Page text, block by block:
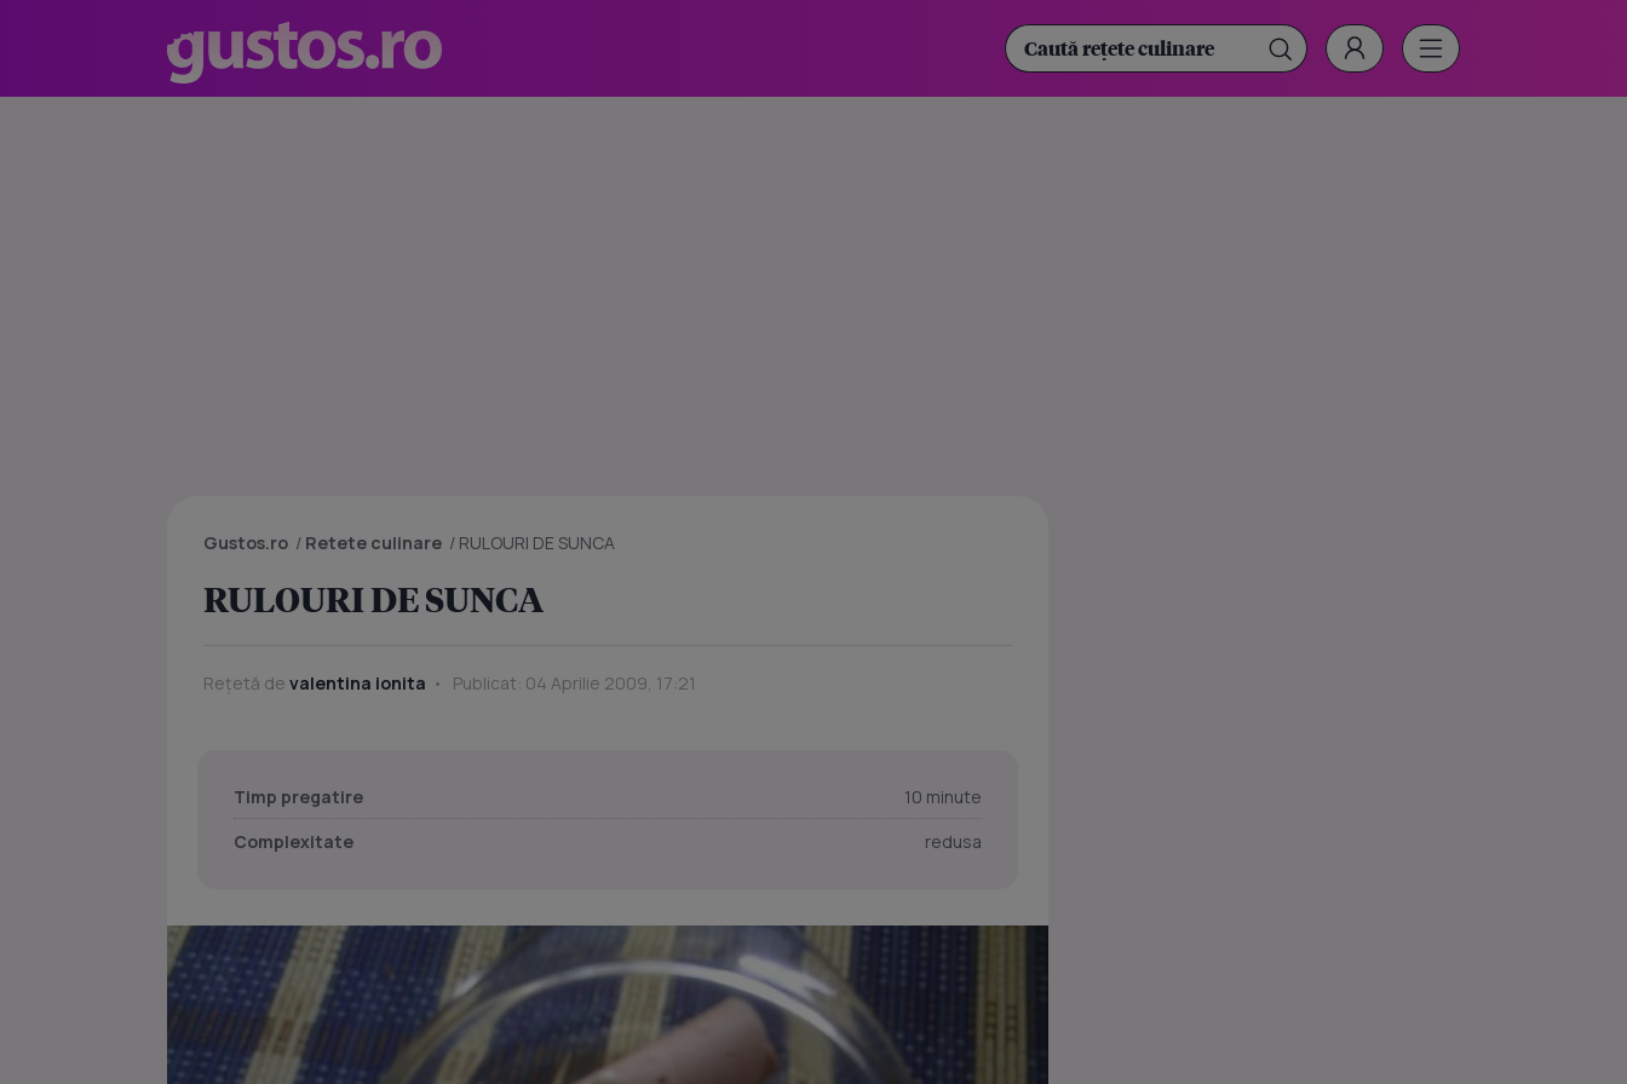
Gustos.ro / Retete culinare / RULOURI DE SUNCA
RULOURI DE SUNCA
Rețetă de valentina ionita Publicat: 04 Aprilie 2009, 17:21
Timp pregatire
10 minute
Complexitate
redusa